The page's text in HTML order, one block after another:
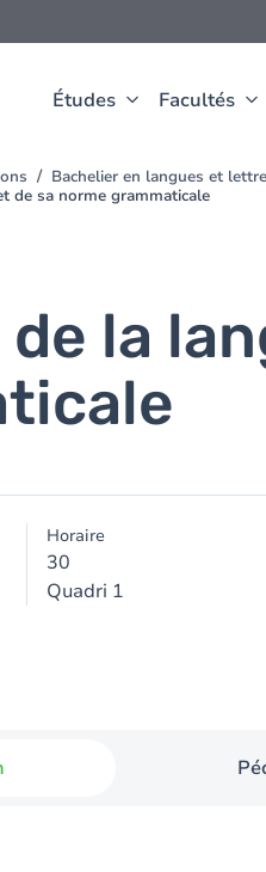
Études Facultés
Bachelier en langues et
de sa norme grammaticale
la
Horaire
30
Quadri 1